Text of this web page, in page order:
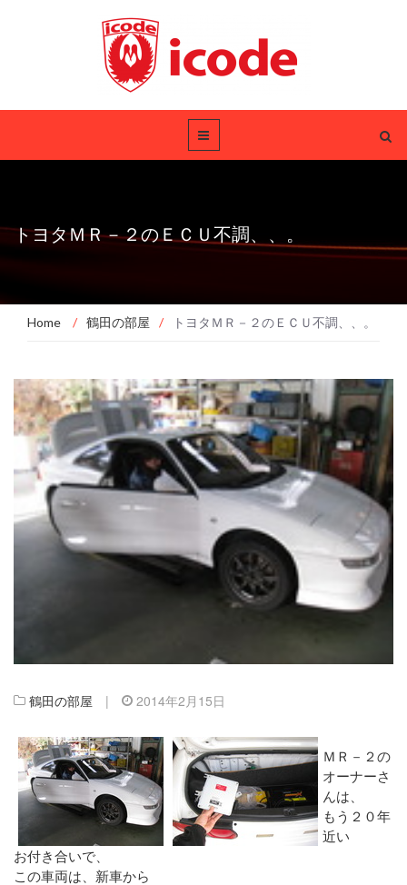
トヨタＭＲ－２のＥＣＵ不調、、。
Home / 鶴田の部屋 / トヨタＭＲ－２のＥＣＵ不調、、。
鶴田の部屋 | 2014年2月15日
ＭＲ－２の
オーナーさ
んは、
もう２０年
近い
お付き合いで、
この車両は、新車から